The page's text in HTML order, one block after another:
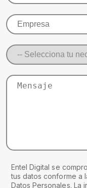
Entel Digital se
tus datos conforme a
Datos Personales. La